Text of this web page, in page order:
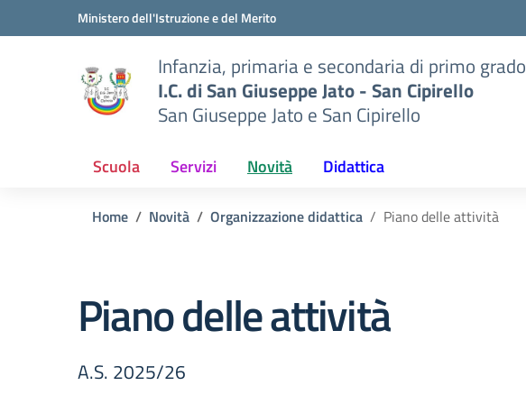
Vai ai contenuti
Vai al menu di navigazioneMinistero dell'Istruzione e del Merito
Infanzia, primaria e secondaria di primo grado
I.C. di San Giuseppe Jato - San Cipirello
San Giuseppe Jato e San Cipirello
Scuola Servizi Novità Didattica
Home Novità Organizzazione didattica Piano delle attività
Piano delle attività
A.S. 2025/26